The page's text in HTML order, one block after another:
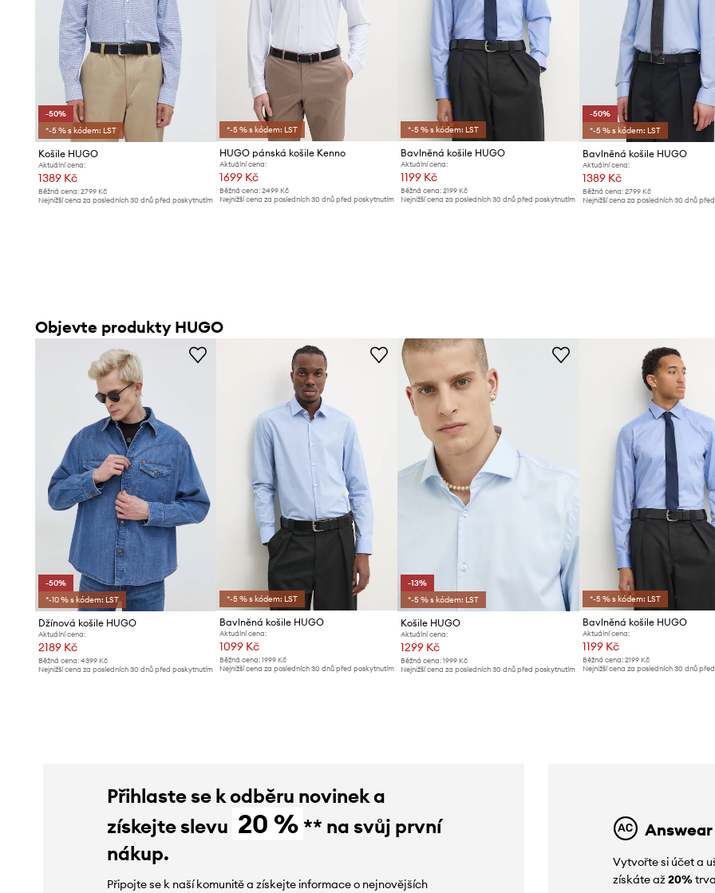
-50%
*-5 % s kódem: LST
Košile HUGO
Aktuální cena:
1389 Kč
Běžná cena: 2799 Kč
Nejnižší cena za posledních 30 dnů před poskytnutím
*-5 % s kódem: LST
HUGO pánská košile Kenno
Aktuální cena:
1699 Kč
Běžná cena:2499 Kč
Nejnižší cena za posledních 30 dnů před poskytnutím
*-5 % s kódem: LST
Bavlněná košile HUGO
Aktuální cena:
1199 Kč
Běžná cena: 2199 Kč
Nejnižší cena za posledních 30 dnů před poskytnutím
-50%
*-5 % s kódem: LST
Bavlněná košile HUGO
Aktuální cena:
1389 Kč
Běžná cena: 2799 Kč
Nejnižší cena za posledních 30 dnů
Objevte produkty HUGO
-50%
*-10 % s kódem: LST
Džínová košile HUGO
Aktuální cena:
2189 Kč
Běžná cena: 4399 Kč
Nejnižší cena za posledních 30 dnů před poskytnutím
*-5 % s kódem: LST
Bavlněná košile HUGO
Aktuální cena:
1099 Kč
Běžná cena:1999 Kč
Nejnižší cena za posledních 30 dnů před poskytnutím
-13%
*-5 % s kódem: LST
Košile HUGO
Aktuální cena:
1299 Kč
Běžná cena: 1999 Kč
Nejnižší cena za posledních 30 dnů před poskytnutím
*-5 % s kódem: LST
Bavlněná košile HUGO
Aktuální cena:
1199 Kč
Běžná cena: 2199 Kč
Nejnižší cena za posledních 30 dnů
Přihlaste se k odběru novinek a
získejte slevu 20 % ** na svůj první
nákup.
Připojte se k naší komunitě a získejte informace o nejnovějších
Vytvořte si účet a
získáte až20%